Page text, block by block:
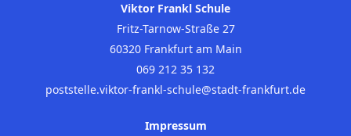
Viktor Frankl Schule
Fritz-Tarnow-Straße 27
60320 Frankfurt am Main
069 212 35 132
poststelle.viktor-frankl-schule@stadt-frankfurt.de
Impressum